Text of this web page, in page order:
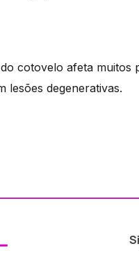
cotovelo afeta muitos
lesões degenerativas.